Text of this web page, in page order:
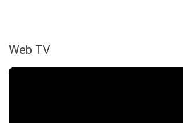
Web TV